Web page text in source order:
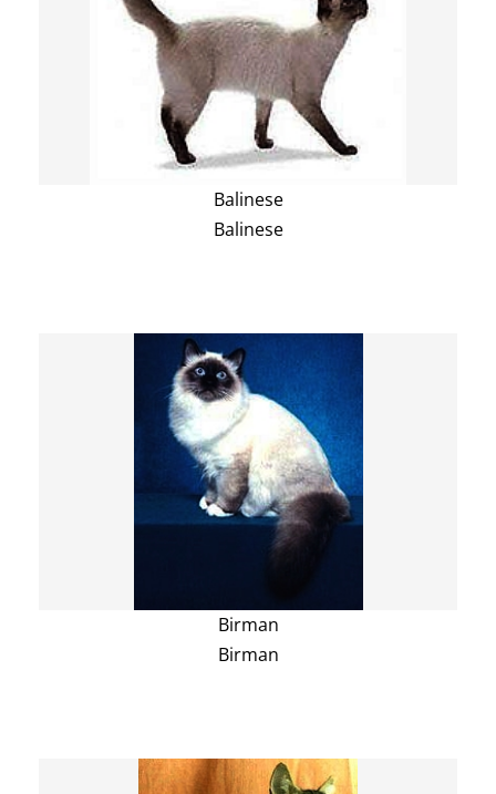
Balinese
Balinese
Birman
Birman